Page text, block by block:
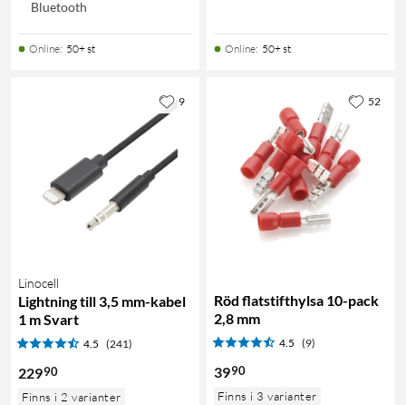
Bluetooth
Online: 50+ st Online: 50+ st
Linocell
Lightning till 3,5 mm-kabel
1 m Svart
4.5 (241)
22990
Finns i 2 varianter
9
Röd flatstifthylsa 10-pack
2,8 mm
4.5 (9)
3990
Finns i 3 varianter
52